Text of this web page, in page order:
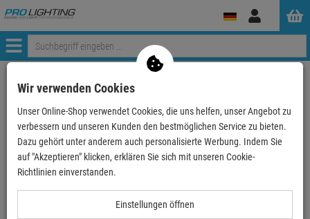
Anmelden
Menü
Weiter einkaufen ProLighting
NEUTRIK HTAC - Handwerkzeug für powerCON TRUE1
NEUTRIK HTAC - Handwerkzeug für powerCON
Wir verwenden Cookies
Unser Online-Shop verwendet Cookies, die uns helfen, unser Angebot zu
verbessern und unseren Kunden den bestmöglichen Service zu bieten.
Dazu gehört unter anderem auch personalisierte Werbung. Indem Sie
auf "Akzeptieren" klicken, erklären Sie sich mit unseren Cookie-
Richtlinien einverstanden.
Einstellungen öffnen